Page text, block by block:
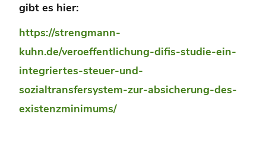
gibt es hier:
https://strengmann-
kuhn.de/veroeffentlichung-difis-studie-ein-
integriertes-steuer-und-
sozialtransfersystem-zur-absicherung-des-
existenzminimums/